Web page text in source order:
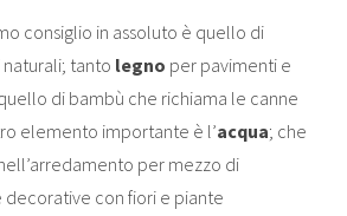
consiglio in assoluto è quello di
tanto legno per pavimenti e
di bambù che richiama le canne
elemento importante è l’acqua; che
per mezzo di
con fiori e piante